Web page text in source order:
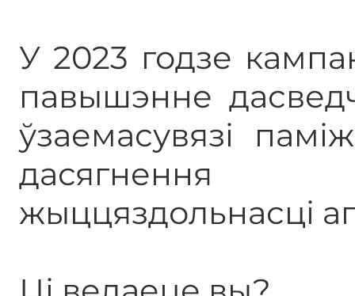
У 2023 годзе
павышэнне
ўзаемасувязі
дасягнення
жыццяздольнасці